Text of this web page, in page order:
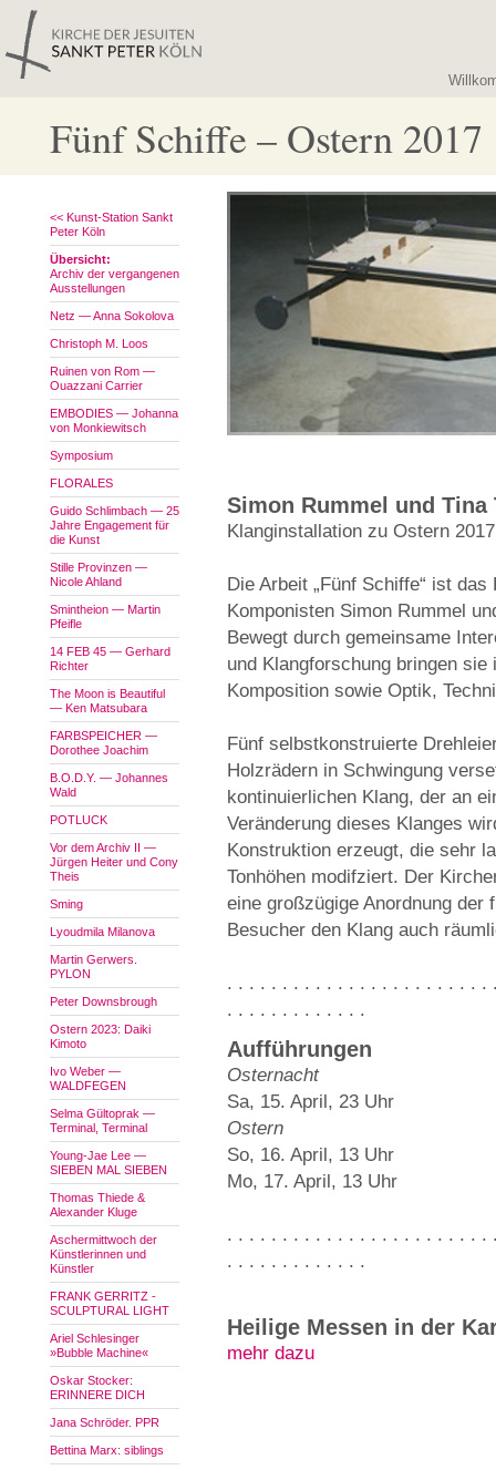
Fünf Schiffe – Ostern 2017
<< Kunst-Station Sankt
Peter Köln
Übersicht:
Archiv der vergangenen
Ausstellungen
Netz — Anna Sokolova
Christoph M. Loos
Ruinen von Rom —
Ouazzani Carrier
EMBODIES — Johanna
von Monkiewitsch
Symposium
FLORALES
Guido Schlimbach — 25
Jahre Engagement für
die Kunst
Stille Provinzen —
Nicole Ahland
Smintheion — Martin
Pfeifle
14 FEB 45 — Gerhard
Richter
The Moon is Beautiful
— Ken Matsubara
FARBSPEICHER —
Dorothee Joachim
B.O.D.Y. — Johannes
Wald
POTLUCK
Vor dem Archiv II —
Jürgen Heiter und Cony
Theis
Sming
Lyoudmila Milanova
Martin Gerwers.
PYLON
Peter Downsbrough
Ostern 2023: Daiki
Kimoto
Ivo Weber —
WALDFEGEN
Selma Gültoprak —
Terminal, Terminal
Young-Jae Lee —
SIEBEN MAL SIEBEN
Thomas Thiede &
Alexander Kluge
Aschermittwoch der
Künstlerinnen und
Künstler
FRANK GERRITZ -
SCULPTURAL LIGHT
Ariel Schlesinger
»Bubble Machine«
Oskar Stocker:
ERINNERE DICH
Jana Schröder. PPR
Bettina Marx: siblings
Simon Rummel und
Klanginstallation zu Ostern 2017
Die Arbeit „Fünf Schiffe“ ist
Komponisten Simon Rummel
Bewegt durch gemeinsame
und Klangforschung bringen
Komposition sowie Optik,
Fünf selbstkonstruierte
Holzrädern in Schwingung
kontinuierlichen Klang, der an
Veränderung dieses Klanges
Konstruktion erzeugt, die sehr
Tonhöhen modifziert. Der
eine großzügige Anordnung der
Besucher den Klang auch
. . . . . . . . . . . . . . . . . . . . . . .
. . . . . . . . . . . . .
Aufführungen
Osternacht
Sa, 15. April, 23 Uhr
Ostern
So, 16. April, 13 Uhr
Mo, 17. April, 13 Uhr
. . . . . . . . . . . . . . . . . . . . . . .
. . . . . . . . . . . . .
Heilige Messen in der
mehr dazu